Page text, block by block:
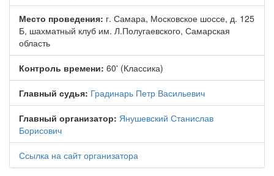
Место проведения: г. Самара, Московское шоссе, д. 125
Б, шахматный клуб им. Л.Полугаевского, Самарская
область
Контроль времени: 60' (Классика)
Главный судья: Градинарь Петр Васильевич
Главный организатор: Янушевский Станислав
Борисович
Ссылка на сайт организатора